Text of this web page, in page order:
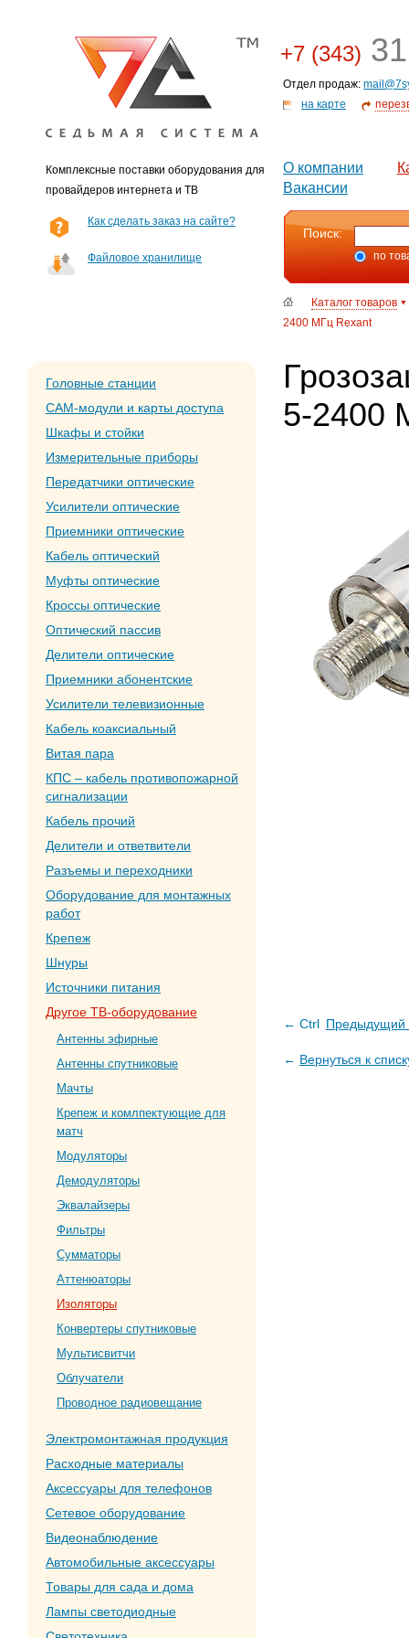
Комплексные поставки оборудования для
провайдеров интернета и ТВ
+7 (343)
Отдел продаж:
на карте
О компании
Вакансии
Как сделать заказ на сайте?
Файловое хранилище
Поиск:
по
Каталог товаров
2400 МГц Rexant
Головные станции
CAM-модули и карты доступа
Шкафы и стойки
Измерительные приборы
Передатчики оптические
Усилители оптические
Приемники оптические
Кабель оптический
Муфты оптические
Кроссы оптические
Оптический пассив
Делители оптические
Приемники абонентские
Усилители телевизионные
Кабель коаксиальный
Витая пара
КПС – кабель противопожарной
сигнализации
Кабель прочий
Делители и ответвители
Разъемы и переходники
Оборудование для монтажных
работ
Крепеж
Шнуры
Источники питания
Другое ТВ-оборудование
Антенны эфирные
Антенны спутниковые
Мачты
Крепеж и комлпектующие для
матч
Модуляторы
Демодуляторы
Эквалайзеры
Фильтры
Сумматоры
Аттенюаторы
Изоляторы
Конвертеры спутниковые
Мультисвитчи
Облучатели
Проводное радиовещание
Электромонтажная продукция
Расходные материалы
Аксессуары для телефонов
Сетевое оборудование
Видеонаблюдение
Автомобильные аксессуары
Товары для сада и дома
Лампы светодиодные
5-2400
← Ctrl Предыдущий
← Вернуться к